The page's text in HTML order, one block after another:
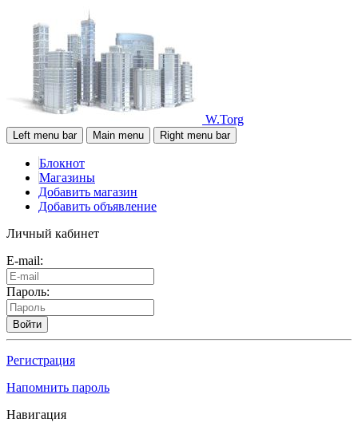
W.Torg
Left menu bar Main menu Right menu bar
Блокнот
Магазины
Добавить магазин
Добавить объявление
Личный кабинет
E-mail:
Пароль:
Войти
Регистрация
Напомнить пароль
Навигация